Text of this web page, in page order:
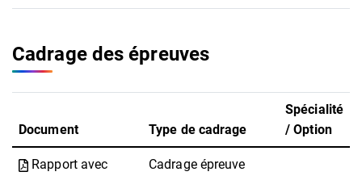
Cadrage des épreuves
Document Type de cadrage
Spécialité
/ Option
Rapport avec
Cadrage épreuve